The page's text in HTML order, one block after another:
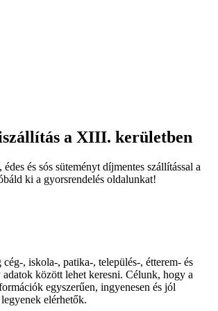
a XIII. kerületben
és sós süteményt díjmentes szállítással a
ki a gyorsrendelés oldalunkat!
, iskola-, patika-, település-, étterem- és
között lehet keresni. Célunk, hogy a
egyszerűen, ingyenesen és jól
elérhetők.